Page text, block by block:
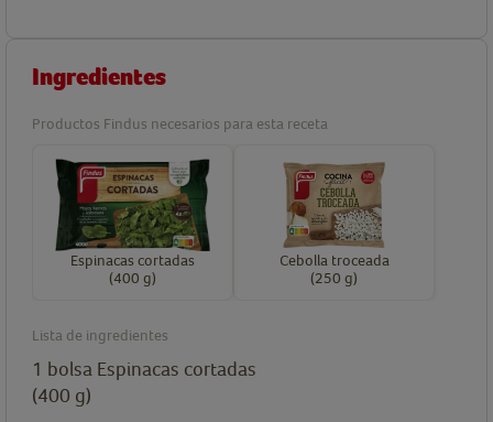
Ingredientes
Productos Findus necesarios para esta receta
Espinacas cortadas
(400 g)
Cebolla troceada
(250 g)
Lista de ingredientes
1 bolsa Espinacas cortadas
(400 g)